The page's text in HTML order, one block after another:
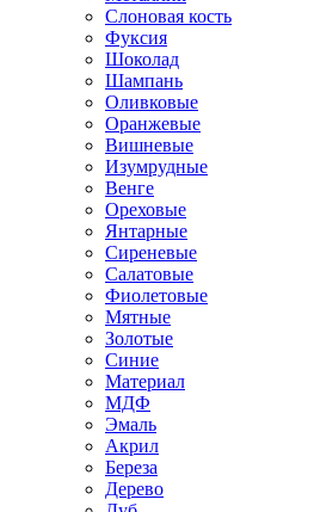
Слоновая кость
Фуксия
Шоколад
Шампань
Оливковые
Оранжевые
Вишневые
Изумрудные
Венге
Ореховые
Янтарные
Сиреневые
Салатовые
Фиолетовые
Мятные
Золотые
Синие
Материал
МДФ
Эмаль
Акрил
Береза
Дерево